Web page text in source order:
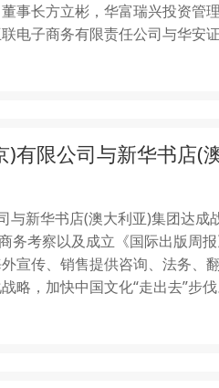
事长方立彬，华富瑞兴投资管
电子商务有限责任公司与华安
有限公司与新华书店(
新华书店(澳大利亚)集团达成
务考察以及成立《国际出版周
宣传、销售提供咨询、法务、
，加快中国文化“走出去”步伐